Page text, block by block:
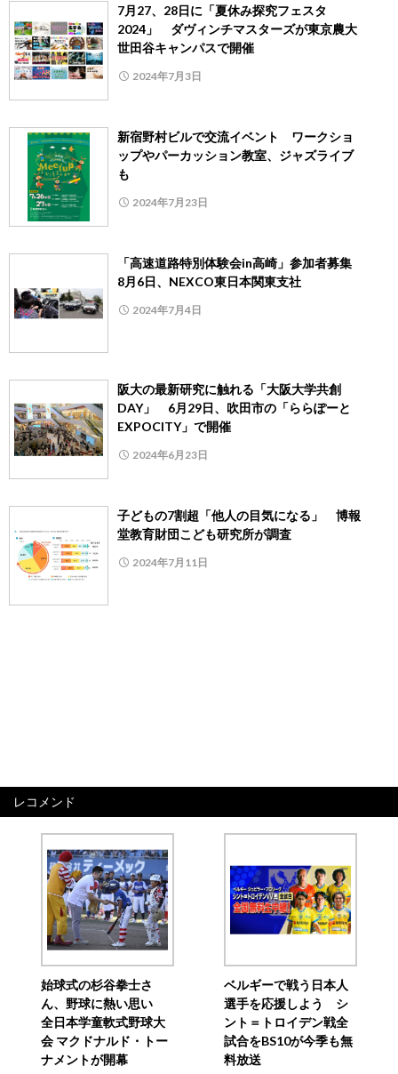
7月27、28日に「夏休み探究フェスタ
2024」 ダヴィンチマスターズが東京農大
世田谷キャンパスで開催
2024年7月3日
新宿野村ビルで交流イベント ワークショ
ップやパーカッション教室、ジャズライブ
も
2024年7月23日
「高速道路特別体験会in高崎」参加者募集
8月6日、NEXCO東日本関東支社
2024年7月4日
阪大の最新研究に触れる「大阪大学共創
DAY」 6月29日、吹田市の「ららぽーと
EXPOCITY」で開催
2024年6月23日
子どもの7割超「他人の目気になる」 博報
堂教育財団こども研究所が調査
2024年7月11日
レコメンド
始球式の杉谷拳士さ
ん、野球に熱い思い
全日本学童軟式野球大
会 マクドナルド・トー
ナメントが開幕
ベルギーで戦う日本人
選手を応援しよう シ
ント＝トロイデン戦全
試合をBS10が今季も無
料放送